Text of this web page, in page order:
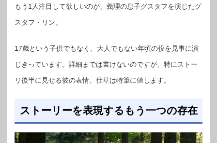
もう1人注目して欲しいのが、義理の息子グスタフを演じたグ
スタフ・リン。
17歳という子供でもなく、大人でもない年頃の役を見事に演
じきっています。詳細までは書けないのですが、特にストー
リ後半に見せる彼の表情、仕草は特筆に値します。
ストーリーを表現するもう一つの存在